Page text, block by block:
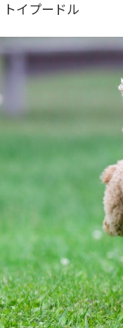
イプードル